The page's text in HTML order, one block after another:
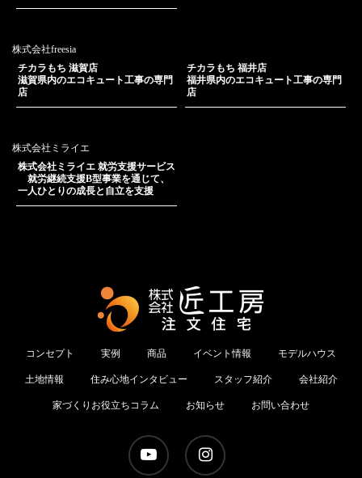
株式会社freesia
チカラもち 滋賀店
滋賀県内のエコキュート工事の専門
店
チカラもち 福井店
福井県内のエコキュート工事の専門
店
株式会社ミライエ
株式会社ミライエ 就労支援サービス
就労継続支援B型事業を通じて、
一人ひとりの成長と自立を支援
コンセプト 実例 商品 イベント情報 モデルハウス
土地情報 住み心地インタビュー スタッフ紹介 会社紹介
家づくりお役立ちコラム お知らせ お問い合わせ
youtube instagram